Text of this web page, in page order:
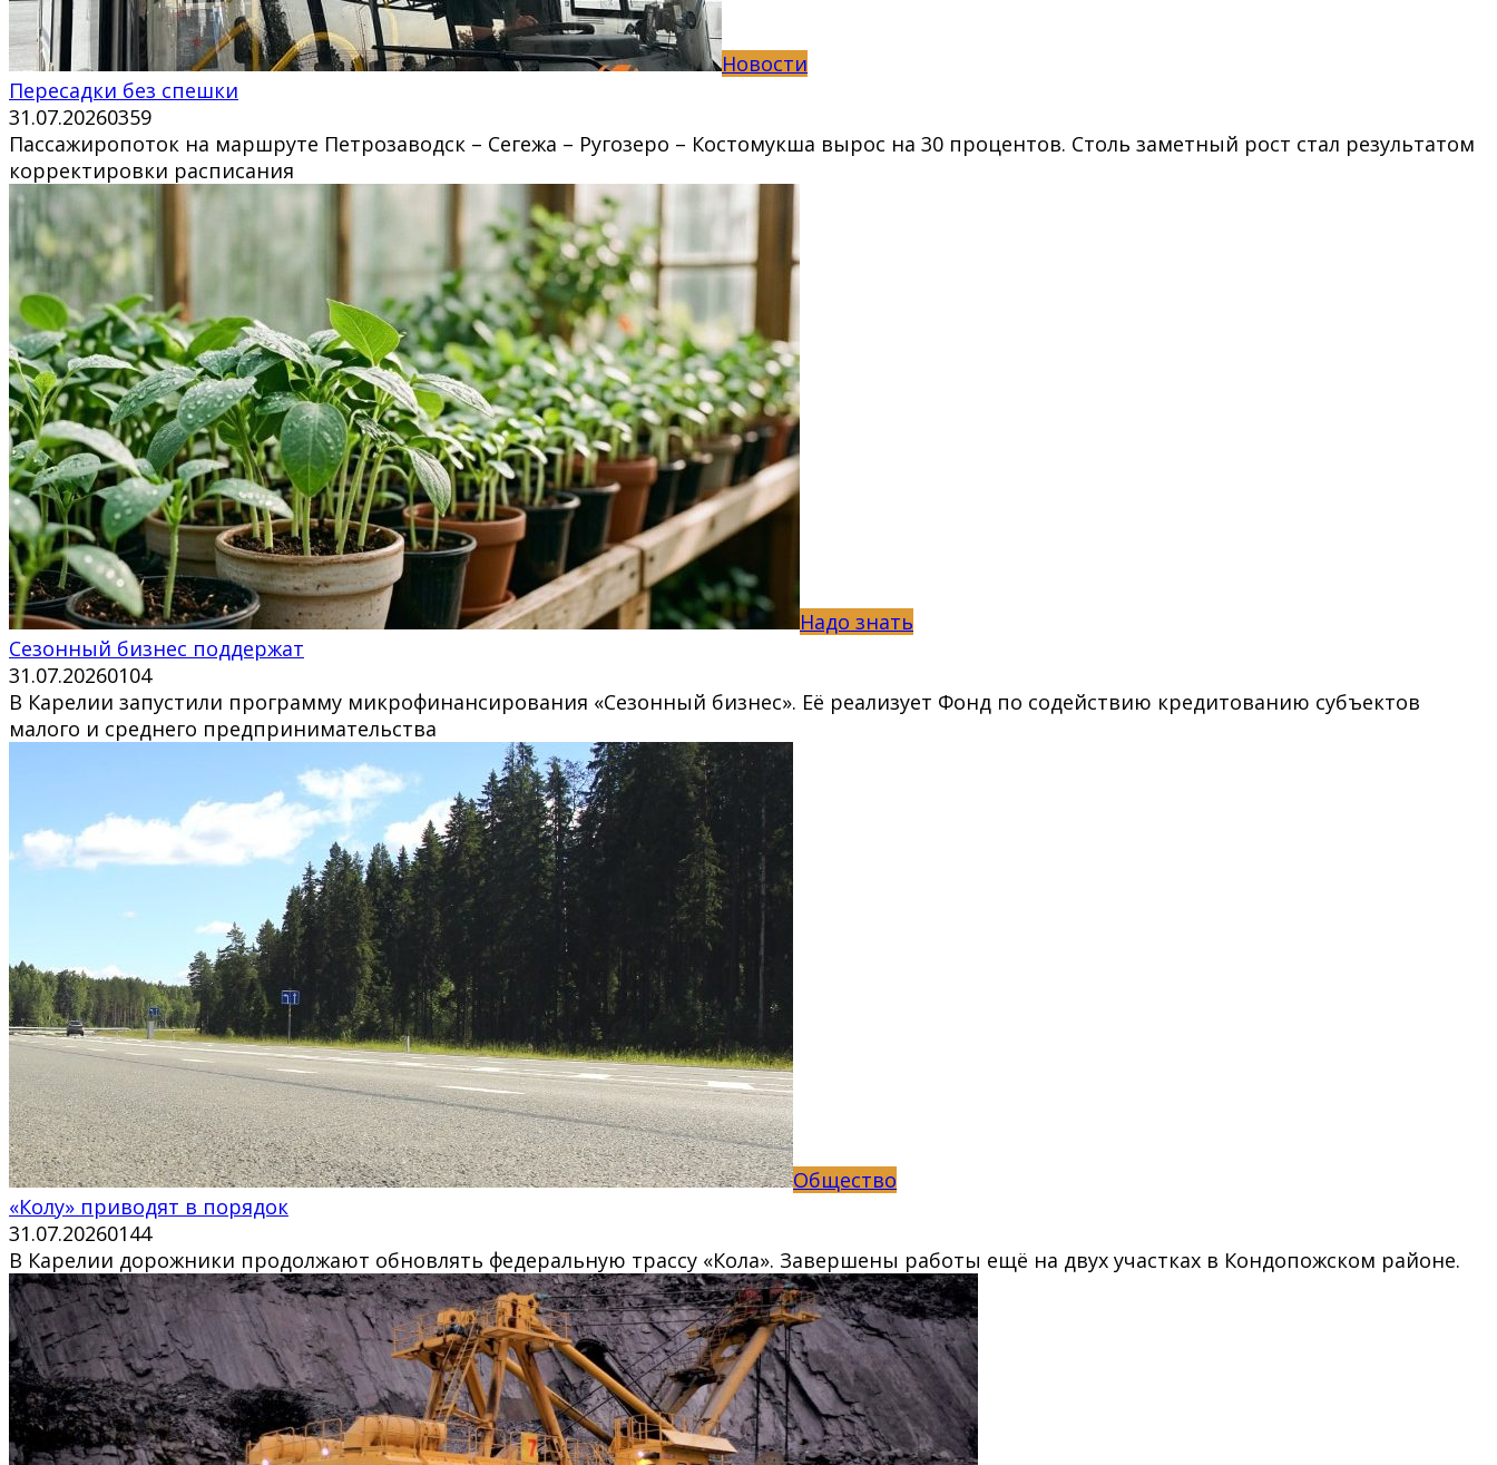
Новости
Пересадки без спешки
31.07.20260359
Пассажиропоток на маршруте Петрозаводск – Сегежа – Ругозеро – Костомукша вырос на 30 процентов. Столь заметный рост стал результатом
корректировки расписания
Надо знать
Сезонный бизнес поддержат
31.07.20260104
В Карелии запустили программу микрофинансирования «Сезонный бизнес». Её реализует Фонд по содействию кредитованию субъектов
малого и среднего предпринимательства
Общество
«Колу» приводят в порядок
31.07.20260144
В Карелии дорожники продолжают обновлять федеральную трассу «Кола». Завершены работы ещё на двух участках в Кондопожском районе.